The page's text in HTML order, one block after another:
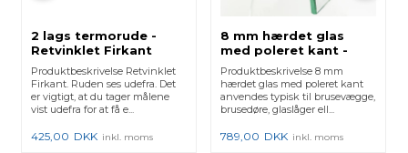
2 lags termorude -
Retvinklet Firkant
Produktbeskrivelse Retvinklet
Firkant. Ruden ses udefra. Det
er vigtigt, at du tager målene
vist udefra for at få e...
425,00 DKK inkl. moms
8 mm hærdet glas
med poleret kant -
Klar
Produktbeskrivelse 8 mm
hærdet glas med poleret kant
anvendes typisk til brusevægge,
brusedøre, glaslåger ell...
789,00 DKK inkl. moms